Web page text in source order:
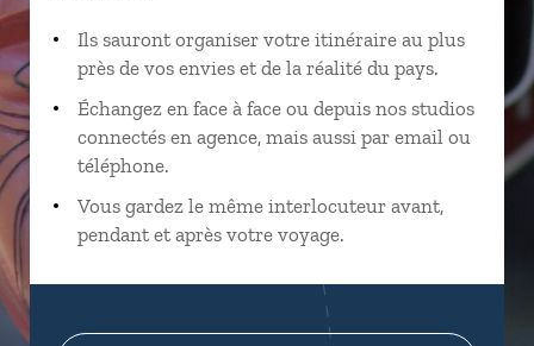
Ils sauront organiser votre itinéraire au plus
près de vos envies et de la réalité du pays.
Échangez en face à face ou depuis nos studios
connectés en agence, mais aussi par email ou
téléphone.
Vous gardez le même interlocuteur avant,
pendant et après votre voyage.